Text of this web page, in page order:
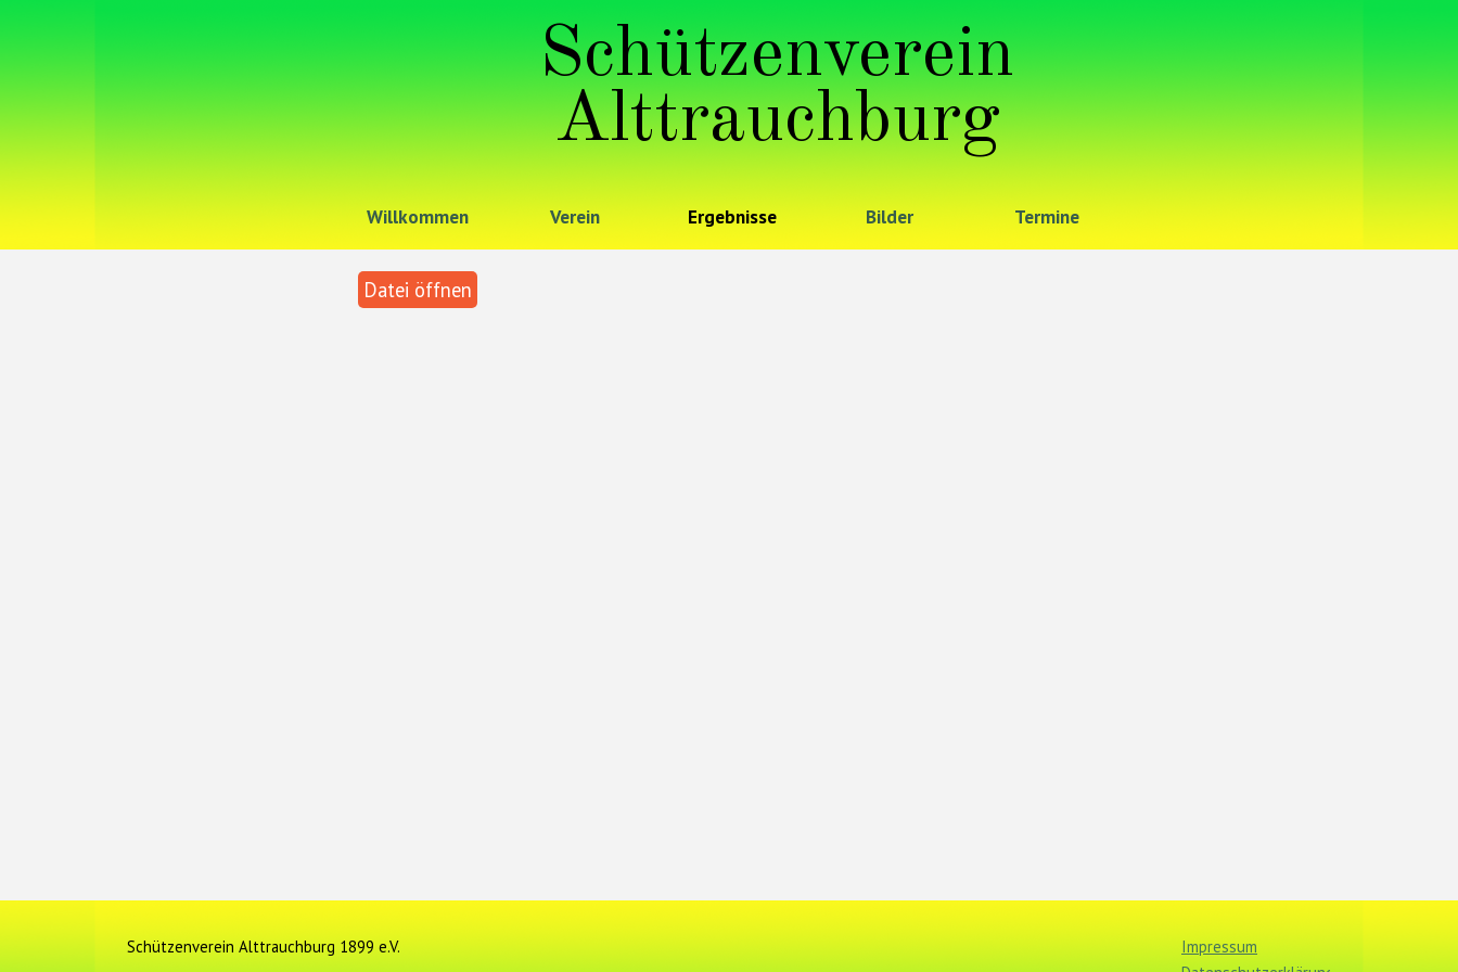
Schützenverein
Willkommen Verein Ergebnisse Bilder Termine
Alttrauchburg
Datei öffnen
Schützenverein Alttrauchburg 1899 e.V.
Impressum